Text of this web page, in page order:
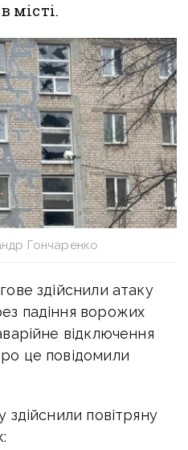
місті.
Гончаренко
здійснили атаку
падіння ворожих
відключення
це повідомили
здійснили повітряну
: